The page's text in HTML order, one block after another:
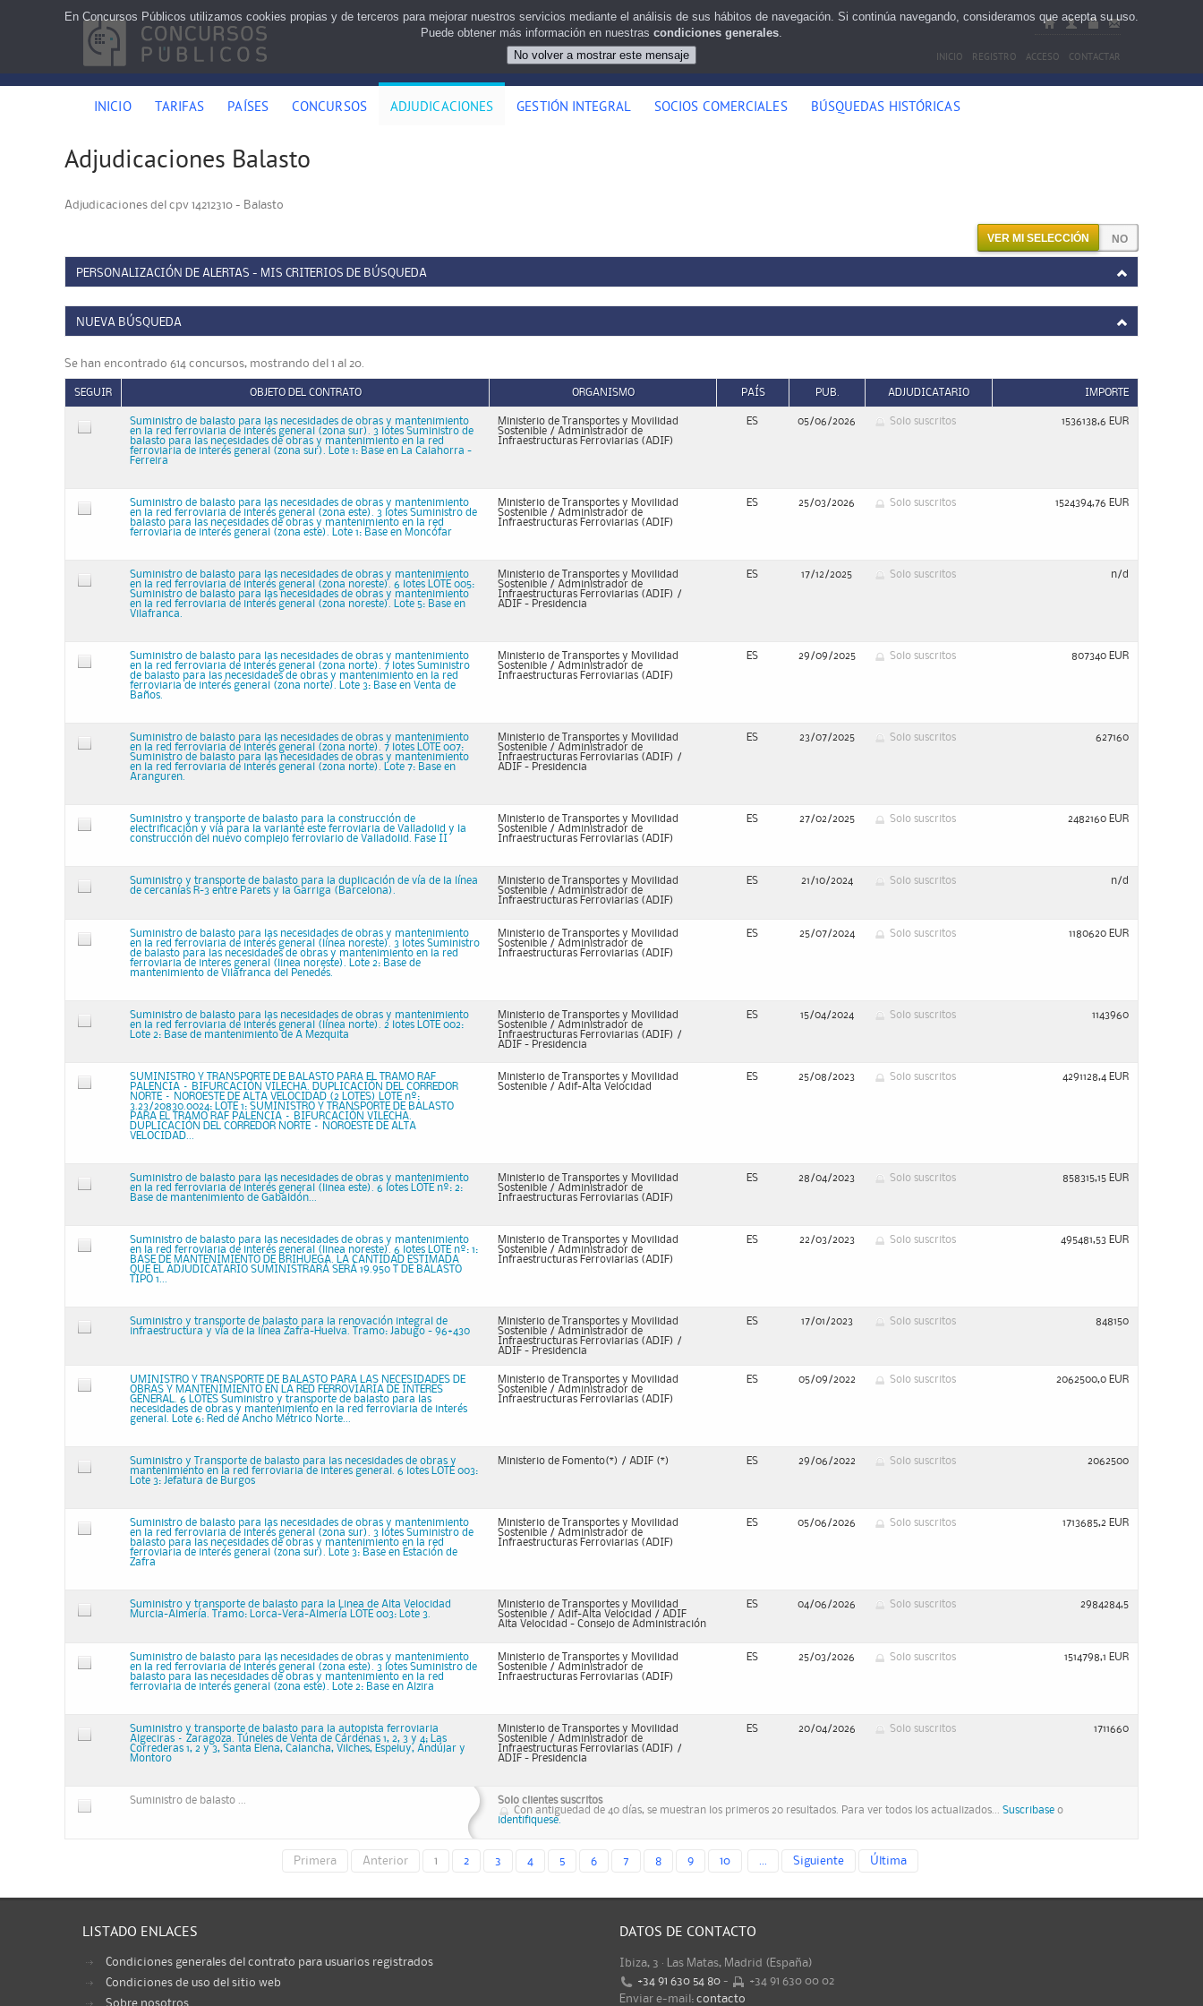
INICIO REGISTRO ACCESO CONTACTAR
INICIO TARIFAS PAÍSES CONCURSOS ADJUDICACIONES GESTIÓN INTEGRAL SOCIOS COMERCIALES BÚSQUEDAS HISTÓRICAS
Adjudicaciones Balasto
Adjudicaciones del cpv 14212310 - Balasto
VER MI SELECCIÓN
PERSONALIZACIÓN DE ALERTAS - MIS CRITERIOS DE BÚSQUEDA
NUEVA BÚSQUEDA
Se han encontrado 614 concursos, mostrando del 1 al 20.
SEGUIR OBJETO DEL CONTRATO ORGANISMO PAÍS PUB. ADJUDICATARIO IMPORTE
Suministro de balasto para las necesidades de obras y mantenimiento
en la red ferroviaria de interés general (zona sur). 3 lotes Suministro de
balasto para las necesidades de obras y mantenimiento en la red
ferroviaria de interés general (zona sur). Lote 1: Base en La Calahorra -
Ferreira
Ministerio de Transportes y Movilidad
Sostenible / Administrador de
Infraestructuras Ferroviarias (ADIF)
ES 05/06/2026 Solo suscritos 1536138,6 EUR
Suministro de balasto para las necesidades de obras y mantenimiento
en la red ferroviaria de interés general (zona este). 3 lotes Suministro de
balasto para las necesidades de obras y mantenimiento en la red
ferroviaria de interés general (zona este). Lote 1: Base en Moncófar
Ministerio de Transportes y Movilidad
Sostenible / Administrador de
Infraestructuras Ferroviarias (ADIF)
ES 25/03/2026 Solo suscritos 1524394,76 EUR
Suministro de balasto para las necesidades de obras y mantenimiento
en la red ferroviaria de interés general (zona noreste). 6 lotes LOTE 005:
Suministro de balasto para las necesidades de obras y mantenimiento
en la red ferroviaria de interés general (zona noreste). Lote 5: Base en
Vilafranca.
Ministerio de Transportes y Movilidad
Sostenible / Administrador de
Infraestructuras Ferroviarias (ADIF) /
ADIF - Presidencia
ES 17/12/2025 Solo suscritos n/d
Suministro de balasto para las necesidades de obras y mantenimiento
en la red ferroviaria de interés general (zona norte). 7 lotes Suministro
de balasto para las necesidades de obras y mantenimiento en la red
ferroviaria de interés general (zona norte). Lote 3: Base en Venta de
Baños.
Ministerio de Transportes y Movilidad
Sostenible / Administrador de
Infraestructuras Ferroviarias (ADIF)
ES 29/09/2025 Solo suscritos 807340 EUR
Suministro de balasto para las necesidades de obras y mantenimiento
en la red ferroviaria de interés general (zona norte). 7 lotes LOTE 007:
Suministro de balasto para las necesidades de obras y mantenimiento
en la red ferroviaria de interés general (zona norte). Lote 7: Base en
Aranguren.
Ministerio de Transportes y Movilidad
Sostenible / Administrador de
Infraestructuras Ferroviarias (ADIF) /
ADIF - Presidencia
ES 23/07/2025 Solo suscritos 627160
Suministro y transporte de balasto para la construcción de
electrificación y vía para la variante este ferroviaria de Valladolid y la
construcción del nuevo complejo ferroviario de Valladolid. Fase II
Ministerio de Transportes y Movilidad
Sostenible / Administrador de
Infraestructuras Ferroviarias (ADIF)
ES 27/02/2025 Solo suscritos 2482160 EUR
Suministro y transporte de balasto para la duplicación de vía de la línea
de cercanías R-3 entre Parets y la Garriga (Barcelona).
Ministerio de Transportes y Movilidad
Sostenible / Administrador de
Infraestructuras Ferroviarias (ADIF)
ES 21/10/2024 Solo suscritos n/d
Suministro de balasto para las necesidades de obras y mantenimiento
en la red ferroviaria de interés general (línea noreste). 3 lotes Suministro
de balasto para las necesidades de obras y mantenimiento en la red
ferroviaria de interes general (linea noreste). Lote 2: Base de
mantenimiento de Vilafranca del Penedés.
Ministerio de Transportes y Movilidad
Sostenible / Administrador de
Infraestructuras Ferroviarias (ADIF)
ES 25/07/2024 Solo suscritos 1180620 EUR
Suministro de balasto para las necesidades de obras y mantenimiento
en la red ferroviaria de interés general (línea norte). 2 lotes LOTE 002:
Lote 2: Base de mantenimiento de A Mezquita
Ministerio de Transportes y Movilidad
Sostenible / Administrador de
Infraestructuras Ferroviarias (ADIF) /
ADIF - Presidencia
ES 15/04/2024 Solo suscritos 1143960
SUMINISTRO Y TRANSPORTE DE BALASTO PARA EL TRAMO RAF
PALENCIA – BIFURCACIÓN VILECHA. DUPLICACIÓN DEL CORREDOR
NORTE – NOROESTE DE ALTA VELOCIDAD (2 LOTES) LOTE nº:
3.23/20830.0024: LOTE 1: SUMINISTRO Y TRANSPORTE DE BALASTO
PARA EL TRAMO RAF PALENCIA – BIFURCACIÓN VILECHA.
DUPLICACIÓN DEL CORREDOR NORTE – NOROESTE DE ALTA
VELOCIDAD...
Ministerio de Transportes y Movilidad
Sostenible / Adif-Alta Velocidad
ES 25/08/2023 Solo suscritos 4291128,4 EUR
Suministro de balasto para las necesidades de obras y mantenimiento
en la red ferroviaria de interés general (linea este). 6 lotes LOTE nº: 2:
Base de mantenimiento de Gabaldón...
Ministerio de Transportes y Movilidad
Sostenible / Administrador de
Infraestructuras Ferroviarias (ADIF)
ES 28/04/2023 Solo suscritos 858315,15 EUR
Suministro de balasto para las necesidades de obras y mantenimiento
en la red ferroviaria de interés general (linea noreste). 6 lotes LOTE nº: 1:
BASE DE MANTENIMIENTO DE BRIHUEGA. LA CANTIDAD ESTIMADA
QUE EL ADJUDICATARIO SUMINISTRARÁ SERÁ 19.950 T DE BALASTO
TIPO 1...
Ministerio de Transportes y Movilidad
Sostenible / Administrador de
Infraestructuras Ferroviarias (ADIF)
ES 22/03/2023 Solo suscritos 495481,53 EUR
Suministro y transporte de balasto para la renovación integral de
infraestructura y vía de la línea Zafra-Huelva. Tramo: Jabugo - 96+430
Ministerio de Transportes y Movilidad
Sostenible / Administrador de
Infraestructuras Ferroviarias (ADIF) /
ADIF - Presidencia
ES 17/01/2023 Solo suscritos 848150
UMINISTRO Y TRANSPORTE DE BALASTO PARA LAS NECESIDADES DE
OBRAS Y MANTENIMIENTO EN LA RED FERROVIARIA DE INTERES
GENERAL. 6 LOTES Suministro y transporte de balasto para las
necesidades de obras y mantenimiento en la red ferroviaria de interés
general. Lote 6: Red de Ancho Métrico Norte...
Ministerio de Transportes y Movilidad
Sostenible / Administrador de
Infraestructuras Ferroviarias (ADIF)
ES 05/09/2022 Solo suscritos 2062500,0 EUR
Suministro y Transporte de balasto para las necesidades de obras y
mantenimiento en la red ferroviaria de interes general. 6 lotes LOTE 003:
Lote 3: Jefatura de Burgos
Ministerio de Fomento(*) / ADIF (*) ES 29/06/2022 Solo suscritos 2062500
Suministro de balasto para las necesidades de obras y mantenimiento
en la red ferroviaria de interés general (zona sur). 3 lotes Suministro de
balasto para las necesidades de obras y mantenimiento en la red
ferroviaria de interés general (zona sur). Lote 3: Base en Estación de
Zafra
Ministerio de Transportes y Movilidad
Sostenible / Administrador de
Infraestructuras Ferroviarias (ADIF)
ES 05/06/2026 Solo suscritos 1713685,2 EUR
Suministro y transporte de balasto para la Linea de Alta Velocidad
Murcia-Almería. Tramo: Lorca-Vera-Almería LOTE 003: Lote 3.
Ministerio de Transportes y Movilidad
Sostenible / Adif-Alta Velocidad / ADIF
Alta Velocidad - Consejo de Administración
ES 04/06/2026 Solo suscritos 2984284,5
Suministro de balasto para las necesidades de obras y mantenimiento
en la red ferroviaria de interés general (zona este). 3 lotes Suministro de
balasto para las necesidades de obras y mantenimiento en la red
ferroviaria de interés general (zona este). Lote 2: Base en Alzira
Ministerio de Transportes y Movilidad
Sostenible / Administrador de
Infraestructuras Ferroviarias (ADIF)
ES 25/03/2026 Solo suscritos 1514798,1 EUR
Suministro y transporte de balasto para la autopista ferroviaria
Algeciras – Zaragoza. Túneles de Venta de Cárdenas 1, 2, 3 y 4; Las
Correderas 1, 2 y 3, Santa Elena, Calancha, Vilches, Espeluy, Andújar y
Montoro
Ministerio de Transportes y Movilidad
Sostenible / Administrador de
Infraestructuras Ferroviarias (ADIF) /
ADIF - Presidencia
ES 20/04/2026 Solo suscritos 1711660
Suministro de balasto ...
Solo clientes suscritos
Con antiguedad de 40 días, se muestran los primeros 20 resultados. Para ver todos los actualizados... Suscribase o
identifiquese.
Primera Anterior 1 2 3 4 5 6 7 8 9 10 Siguiente Última
LISTADO ENLACES
Condiciones generales del contrato para usuarios registrados
Condiciones de uso del sitio web
Sobre nosotros
DATOS DE CONTACTO
Ibiza, 3 · Las Matas, Madrid (España)
+34 91 630 54 80 -
+34 91 630 00 02
Enviar e-mail: contacto
En Concursos Públicos utilizamos cookies propias y de terceros para mejorar nuestros servicios mediante el análisis de sus hábitos de navegación. Si continúa navegando, consideramos que acepta su uso.
Puede obtener más información en nuestras condiciones generales.